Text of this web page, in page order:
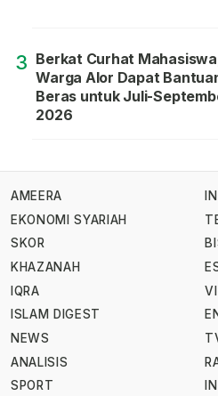
3 Berkat Curhat
Warga Alor Dapat
Beras untuk Juli-
2026
AMEERA
EKONOMI SYARIAH
SKOR
KHAZANAH
IQRA
ISLAM DIGEST
NEWS
ANALISIS
SPORT